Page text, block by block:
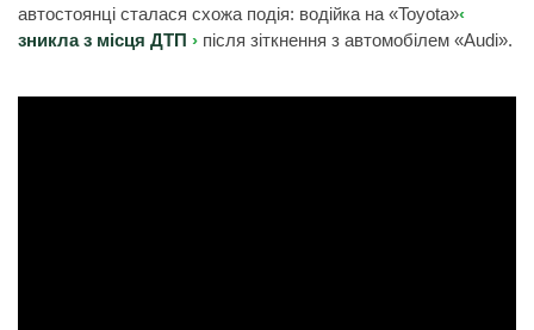
автостоянці сталася схожа подія: водійка на «Toyota»
зникла з місця ДТП
після зіткнення з автомобілем «Audi».